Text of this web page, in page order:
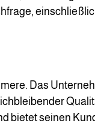
Das
bietet seinen